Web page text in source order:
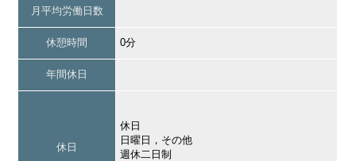
月平均労働日数
休憩時間 0分
年間休日
休日
休日
日曜日，その他
週休二日制